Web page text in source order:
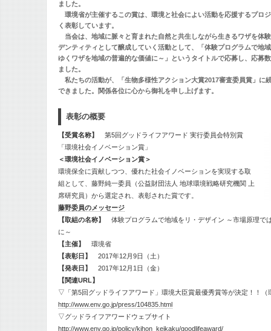
ました。
環境省が主催するこの賞は、環境と社会によい活動を応援するプロ
く表彰しています。
当会は、地域に脈々と育まれた自然と共生しながら生きるワザを体
デンティティとして醸成していく活動として、「体験プログラムで地
ゆくワザを地域の普遍的な価値に～」というタイトルで応募し、応募
ました。
私たちの活動が、「生物多様性アクション大賞2017審査委員賞」に
できました。関係各位に心から御礼を申し上げます。
表彰の概要
【受賞名称】 第5回グッドライフアワード 実行委員会特別賞
「環境社会イノベーション賞」
＜環境社会イノベーション賞＞
環境保全に貢献しつつ、優れた社会イノベーションを実現する取
組として、藤野純一委員（公益財団法人 地球環境戦略研究機関 上
席研究員）から選定され、表彰された賞です。
藤野委員のメッセージ
【取組の名称】
体験プログラムで地域をリ・デザイン ～市場原理で
に～
【主催】
環境省
【表彰日】
2017年12月9日（土）
【発表日】
2017年12月1日（金）
【関連URL】
▽「第5回グッドライフアワード」環境大臣賞最優秀賞等が決定！！（
http://www.env.go.jp/press/104835.html
▽グッドライフアワードウェブサイト
http://www.env.go.jp/policy/kihon_keikaku/goodlifeaward/